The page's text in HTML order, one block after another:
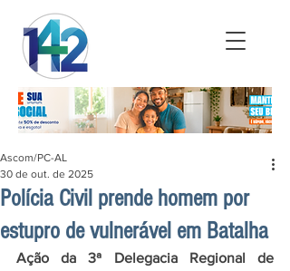
Polícia Civil prende homem por
estupro de vulnerável em Batalha
Ascom/PC-AL
30 de out. de 2025
Ação da 3ª Delegacia Regional de